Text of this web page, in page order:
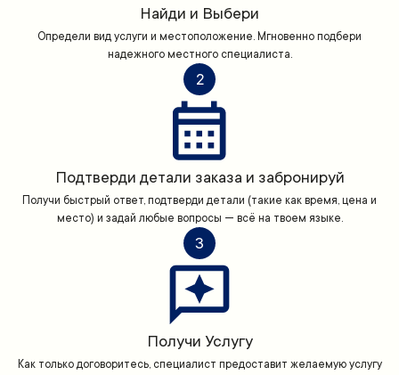
Найди и Выбери
Определи вид услуги и местоположение. Мгновенно подбери
надежного местного специалиста.
2
Подтверди детали заказа и забронируй
Получи быстрый ответ, подтверди детали (такие как время, цена и
место) и задай любые вопросы — всё на твоем языке.
3
Получи Услугу
Как только договоритесь, специалист предоставит желаемую услугу